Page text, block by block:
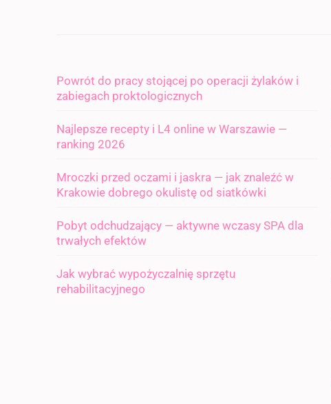
Powrót do pracy stojącej po operacji żylaków i
zabiegach proktologicznych
Najlepsze recepty i L4 online w Warszawie —
ranking 2026
Mroczki przed oczami i jaskra — jak znaleźć w
Krakowie dobrego okulistę od siatkówki
Pobyt odchudzający — aktywne wczasy SPA dla
trwałych efektów
Jak wybrać wypożyczalnię sprzętu
rehabilitacyjnego